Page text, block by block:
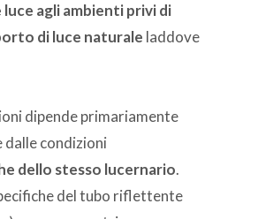
agli ambienti privi di
di luce naturale laddove
dipende primariamente
dalle condizioni
dello stesso lucernario.
del tubo riflettente